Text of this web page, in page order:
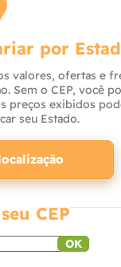
+
ao carrinho
por
valores, ofertas e
Sem o CEP, você
preços exibidos
seu Estado.
CEP
OK